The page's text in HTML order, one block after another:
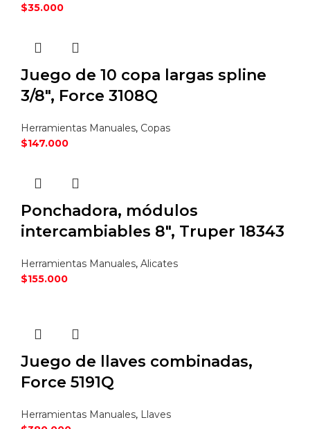
$35.000
Juego de 10 copa largas spline
3/8″, Force 3108Q
Herramientas Manuales, Copas
$147.000
Ponchadora, módulos
intercambiables 8″, Truper 18343
Herramientas Manuales, Alicates
$155.000
Juego de llaves combinadas,
Force 5191Q
Herramientas Manuales, Llaves